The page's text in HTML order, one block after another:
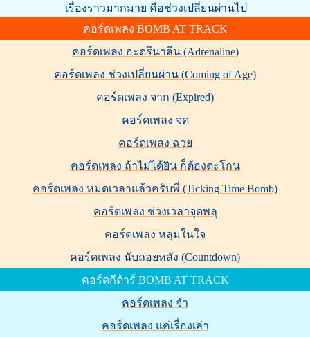
เรื่องราวมากมาย คือช่วงเปลี่ยนผ่านไป
คอร์ดเพลง BOMB AT TRACK
คอร์ดเพลง อะดรีนาลีน (Adrenaline)
คอร์ดเพลง ช่วงเปลี่ยนผ่าน (Coming of Age)
คอร์ดเพลง จาก (Expired)
คอร์ดเพลง จด
คอร์ดเพลง ฉวย
คอร์ดเพลง ถ้าไม่ได้ยิน ก็ต้องตะโกน
คอร์ดเพลง หมดเวลาแล้วครับพี่ (Ticking Time Bomb)
คอร์ดเพลง ช่วงเวลาจุดพลุ
คอร์ดเพลง หลุมในใจ
คอร์ดเพลง นับถอยหลัง (Countdown)
คอร์ดกีต้าร์ BOMB AT TRACK
คอร์ดเพลง จำ
คอร์ดเพลง แค่เรื่องเล่า